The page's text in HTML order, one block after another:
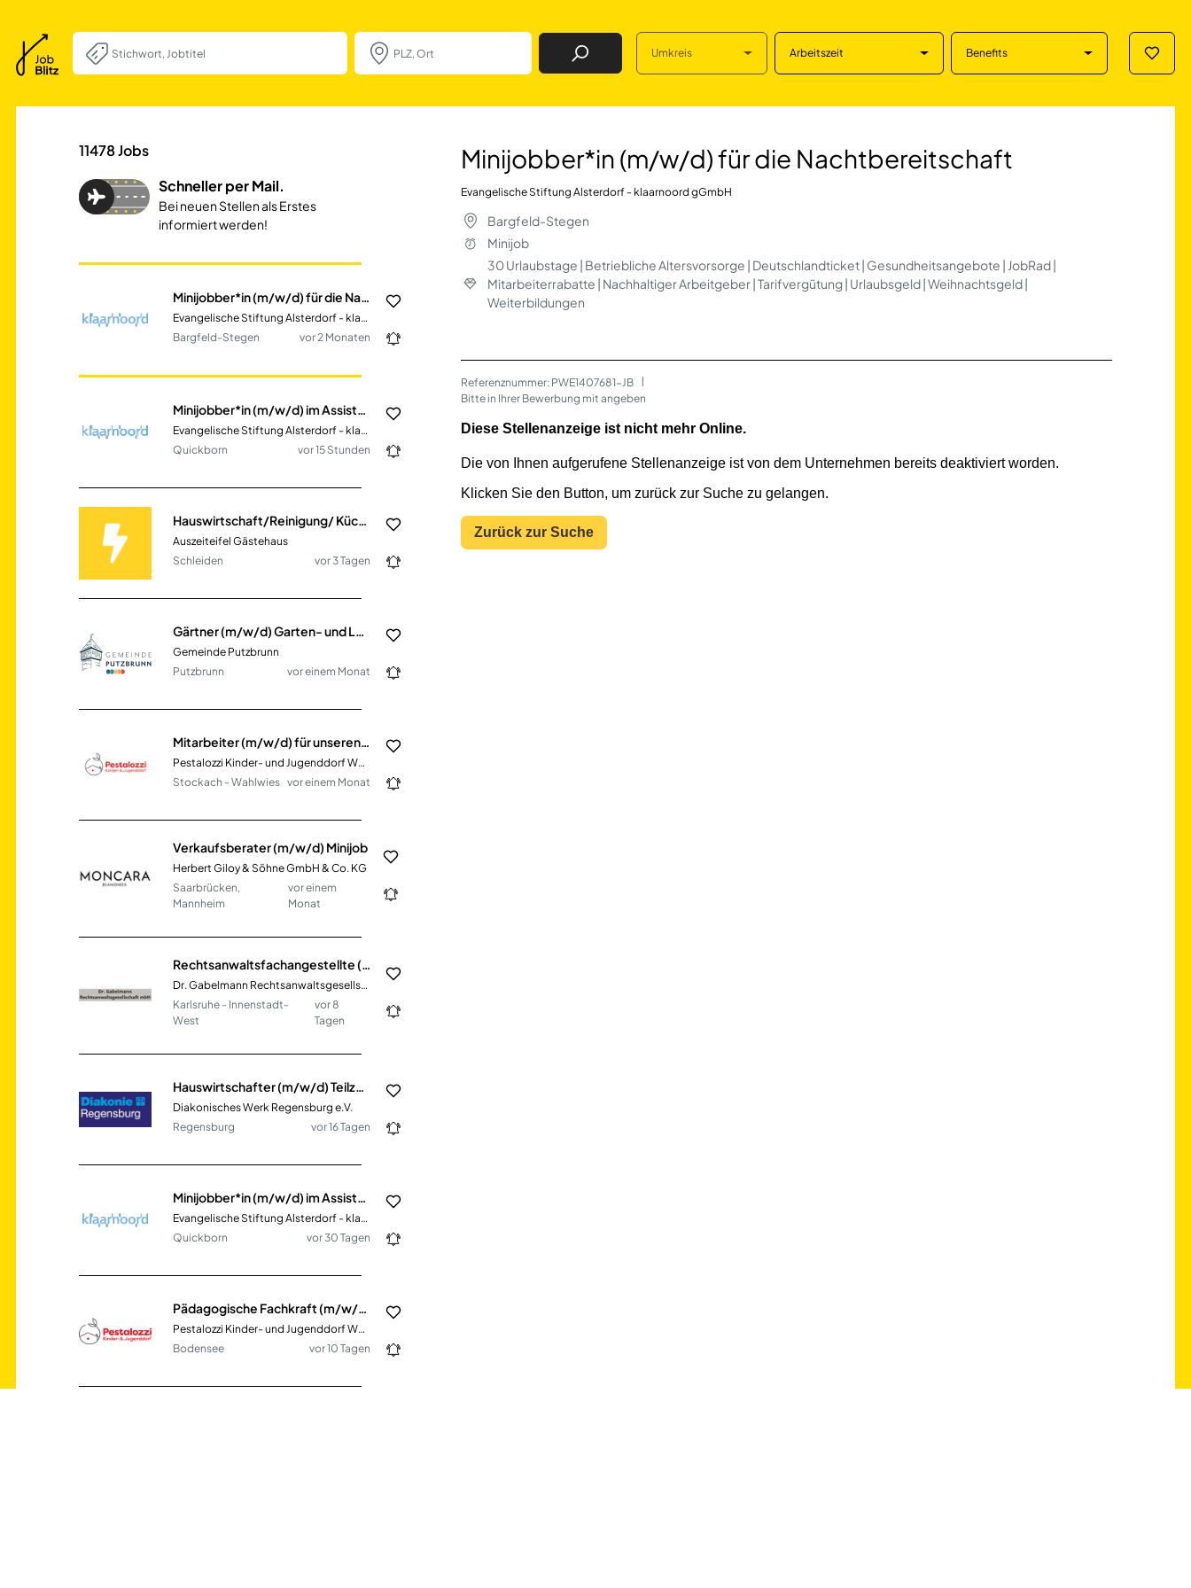
Job Finden Umkreis Arbeitszeit Benefits
Minijobber*in (m/w/d) für die Nachtbereitschaft in
11478Jobs
Schneller per Mail.
Bei neuen Stellen als Erstes
informiert werden!
Minijobber*in (m/w/d) für die Nachtbereitschaft
Evangelische Stiftung Alsterdorf - klaarnoord gGmbH
Bargfeld-Stegen
vor 2 Monaten
Evangelische Stiftung Alsterdorf - klaarnoord gGmbH
Quickborn
vor 15 Stunden
Hauswirtschaft/Reinigung/ Küche (m/w/d)
Auszeiteifel Gästehaus
Schleiden
vor 3 Tagen
Gemeinde Putzbrunn
Putzbrunn
vor einem Monat
Mitarbeiter (m/w/d) für unseren Bio-Marktstand Teilzeit
Pestalozzi Kinder- und Jugenddorf Wahlwies e.V.
Stockach - Wahlwies vor einem Monat
Verkaufsberater (m/w/d) Minijob
Herbert Giloy & Söhne GmbH & Co. KG
Saarbrücken,
Mannheim
vor einem
Monat
Rechtsanwaltsfachangestellte (m/w/d) in Vollzeit / Teilzeit / Minijob
Dr. Gabelmann Rechtsanwaltsgesellschaft mbH
Karlsruhe - Innenstadt-
West
vor 8
Tagen
Hauswirtschafter (m/w/d) Teilzeit
Diakonisches Werk Regensburg e.V.
Regensburg
vor 16 Tagen
Evangelische Stiftung Alsterdorf - klaarnoord gGmbH
Quickborn
vor 30 Tagen
Pädagogische Fachkraft (m/w/d) Vollzeit / Teilzeit / Minijob
Pestalozzi Kinder- und Jugenddorf Wahlwies e.V.
Bodensee
vor 10 Tagen
Minijobber*in (m/w/d) für die Nachtbereitschaft
Evangelische Stiftung Alsterdorf - klaarnoord gGmbH
Bargfeld-Stegen
Minijob
30 Urlaubstage | Betriebliche Altersvorsorge | Deutschlandticket | Gesundheitsangebote | JobRad |
Mitarbeiterrabatte | Nachhaltiger Arbeitgeber | Tarifvergütung | Urlaubsgeld | Weihnachtsgeld |
Weiterbildungen
Referenznummer: PWE1407681-JB
Bitte in Ihrer Bewerbung mit angeben